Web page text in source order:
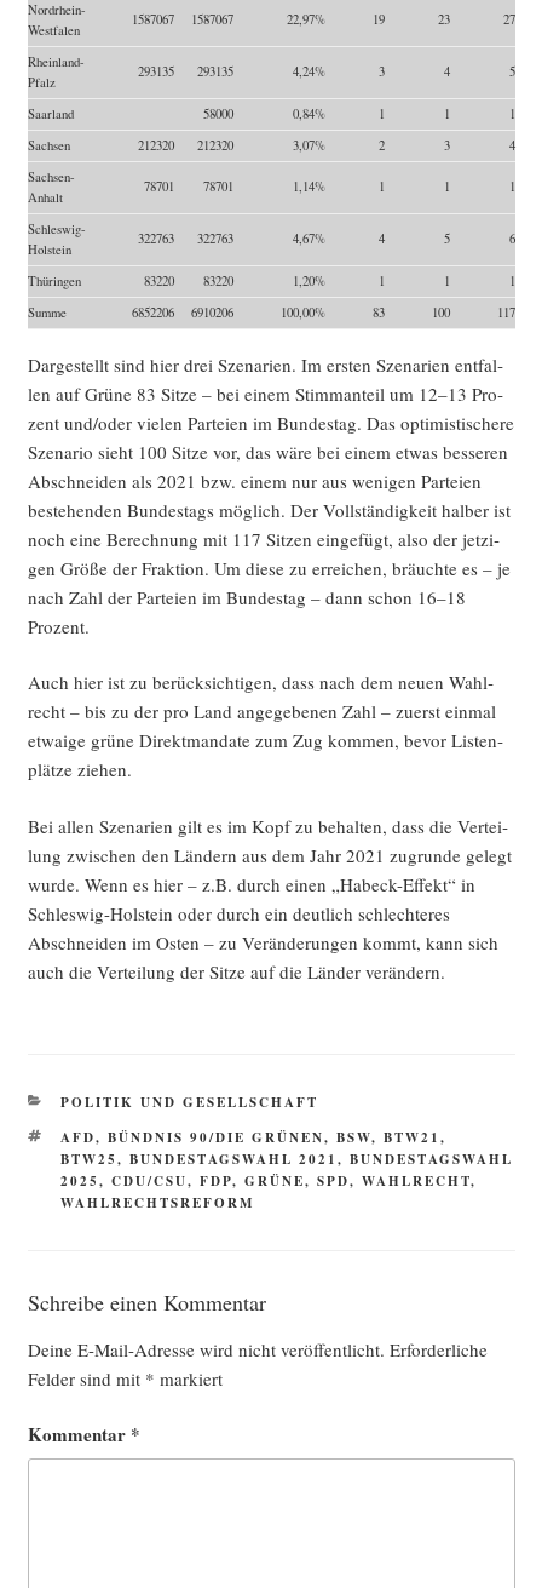
Nord­rhein-
West­fa­len
1587067 1587067 22,97% 19 23 27
Rhein­land-
Pfalz
293135 293135 4,24% 3 4 5
Saar­land 58000 0,84% 1 1
1
Sach­sen
212320 212320 3,07% 2 3
4
Sach­sen-
Anhalt
78701 78701 1,14% 1 1 1
Schles­wig-
Hol­stein
322763 322763 4,67% 4 5 6
Thü­rin­gen 83220 83220 1,20% 1 1
1
Sum­me
6852206 6910206 100,00% 83 100 117
Dar­ge­stellt sind hier drei Sze­na­ri­en. Im ers­ten Sze­na­ri­en ent­fal­
len auf Grü­ne 83 Sit­ze – bei einem Stimm­an­teil um 12–13 Pro­
zent und/oder vie­len Par­tei­en im Bun­des­tag. Das opti­mis­ti­sche­re
Sze­na­rio sieht 100 Sit­ze vor, das wäre bei einem etwas bes­se­ren
Abschnei­den als 2021 bzw. einem nur aus weni­gen Par­tei­en
bestehen­den Bun­des­tags mög­lich. Der Voll­stän­dig­keit hal­ber ist
noch eine Berech­nung mit 117 Sit­zen ein­ge­fügt, also der jet­zi­
gen Grö­ße der Frak­ti­on. Um die­se zu errei­chen, bräuch­te es – je
nach Zahl der Par­tei­en im Bun­des­tag – dann schon 16–18
Prozent.
Auch hier ist zu berück­sich­ti­gen, dass nach dem neu­en Wahl­
recht – bis zu der pro Land ange­ge­be­nen Zahl – zuerst ein­mal
etwa­ige grü­ne Direkt­man­da­te zum Zug kom­men, bevor Lis­ten­
plät­ze ziehen.
Bei allen Sze­na­ri­en gilt es im Kopf zu behal­ten, dass die Ver­tei­
lung zwi­schen den Län­dern aus dem Jahr 2021 zugrun­de gelegt
wur­de. Wenn es hier – z.B. durch einen „Habeck-Effekt“ in
Schles­wig-Hol­stein oder durch ein deut­lich schlech­te­res
Abschnei­den im Osten – zu Ver­än­de­run­gen kommt, kann sich
auch die Ver­tei­lung der Sit­ze auf die Län­der verändern.
KATEGORIEN
POLITIK UND GESELLSCHAFT
SCHLAGWÖRTER
AFD, BÜNDNIS 90/DIE GRÜNEN, BSW, BTW21,
BTW25, BUNDESTAGSWAHL 2021, BUNDESTAGSWAHL
2025, CDU/CSU, FDP, GRÜNE, SPD, WAHLRECHT,
WAHLRECHTSREFORM
Schreibe einen Kommentar
Deine E-Mail-Adresse wird nicht veröffentlicht. Erforderliche
Felder sind mit * markiert
Kommentar *